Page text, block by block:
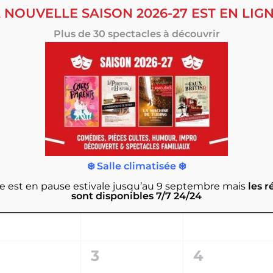
0
ÉVÈNEMENT,
20
0
21
0
ÉVÈNEMENT,
27
0
28
0
3
0
4
NOUVELLE SAISON 2026-27 EST EN
Plus de 30 spectacles à découvrir
❄️ Salle climatisée ❄️
est en pause estivale jusqu’au 9 septembre maisles
sont disponibles 7/7 24/24